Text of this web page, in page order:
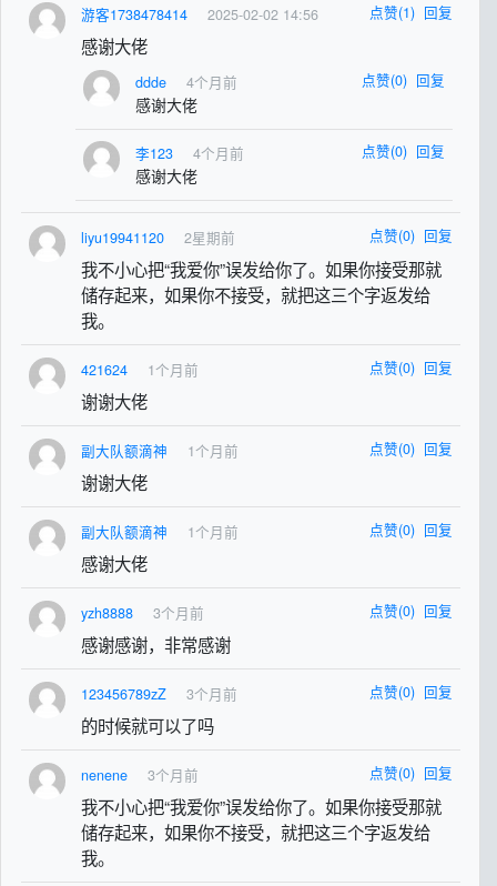
游客1738478414 2025-02-02 14:56 点赞(1) 回复
感谢大佬
ddde 4个月前 点赞(0) 回复
感谢大佬
李123 4个月前 点赞(0) 回复
感谢大佬
liyu19941120 2星期前 点赞(0) 回复
我不小心把“我爱你”误发给你了。如果你接受那就
储存起来，如果你不接受，就把这三个字返发给
我。
421624 1个月前 点赞(0) 回复
谢谢大佬
副大队额滴神 1个月前 点赞(0) 回复
谢谢大佬
副大队额滴神 1个月前 点赞(0) 回复
感谢大佬
yzh8888 3个月前 点赞(0) 回复
感谢感谢，非常感谢
123456789zZ 3个月前 点赞(0) 回复
的时候就可以了吗
nenene 3个月前 点赞(0) 回复
我不小心把“我爱你”误发给你了。如果你接受那就
储存起来，如果你不接受，就把这三个字返发给
我。